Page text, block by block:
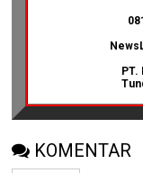
PT.
KOMENTAR